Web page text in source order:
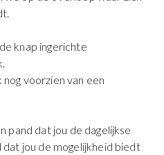
knap ingerichte
voorzien van een
pand dat jou de dagelijkse
jou de mogelijkheid biedt